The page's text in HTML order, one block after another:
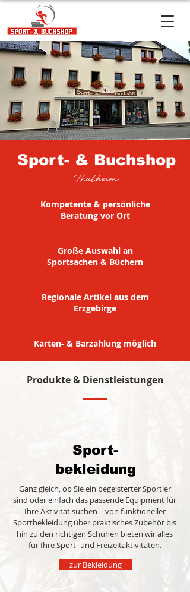
Sport- & Buchshop
Thalheim
Kompetente & persönliche
Beratung vor Ort
Große Auswahl an
Sportsachen & Büchern
Regionale Artikel aus dem
Erzgebirge
Karten- & Barzahlung möglich
Produkte & Dienstleistungen
Sport-
bekleidung
Ganz gleich, ob Sie ein begeisterter Sportler
sind oder einfach das passende Equipment für
Ihre Aktivität suchen – von funktioneller
Sportbekleidung über praktisches Zubehör bis
hin zu den richtigen Schuhen bieten wir alles
für Ihre Sport- und Freizeitaktivitäten.
zur Bekleidung